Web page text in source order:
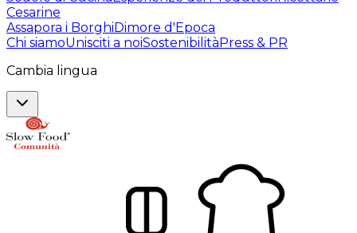
Cesarine
Assapora i BorghiDimore d'Epoca
Chi siamoUnisciti a noiSostenibilitàPress & PR
Cambia lingua